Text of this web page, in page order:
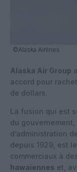
©Alaska Airlines
Alaska Air Group
accord pour
de dollars.
La fusion qui est
du
d’administration
depuis 1929, est
commerciaux à
hawaïennes et,